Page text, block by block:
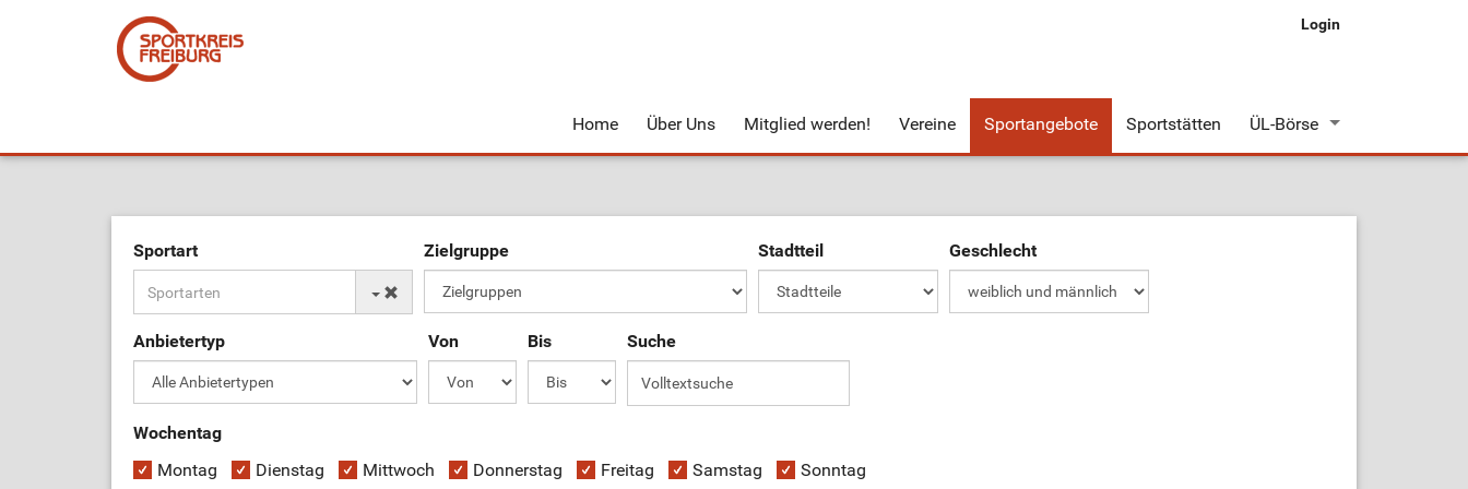
Login
Home Über Uns Mitglied werden! Vereine Sportangebote Sportstätten ÜL-Börse
Sportart
Zielgruppe Stadtteil Geschlecht
Anbietertyp Von Bis Suche
Wochentag
Montag
Dienstag Mittwoch Donnerstag Freitag Samstag Sonntag